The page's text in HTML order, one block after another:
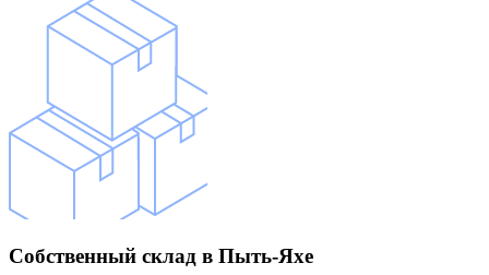
Собственный склад в Пыть-Яхе